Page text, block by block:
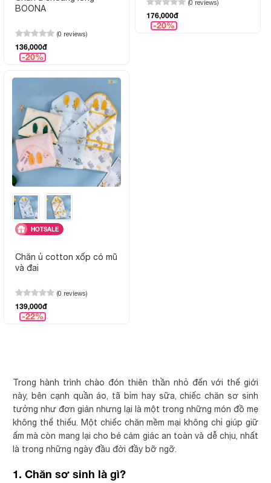
BOONA
(0 reviews)
136,000đ
-20%
(0 reviews)
176,000đ
-20%
HOTSALE
Chăn ủ cotton xốp có mũ
và đai
(0 reviews)
139,000đ
-22%
Trong hành trình chào đón thiên thần nhỏ đến với thế giới
này, bên cạnh quần áo, tã bỉm hay sữa, chiếc chăn sơ sinh
tưởng như đơn giản nhưng lại là một trong những món đồ mẹ
không thể thiếu. Một chiếc chăn mềm mại không chỉ giúp giữ
ấm mà còn mang lại cho bé cảm giác an toàn và dễ chịu, nhất
là trong những ngày đầu đời đầy bỡ ngỡ.
1. Chăn sơ sinh là gì?